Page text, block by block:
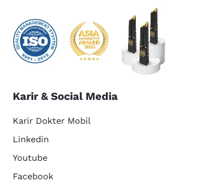
Karir & Social Media
Karir Dokter Mobil
Linkedin
Youtube
Facebook